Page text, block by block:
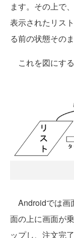
ます。その上で
表示されたリス
る前の状態その
これを図にす
Androidでは画
面の上に画面が
ップし、注文完